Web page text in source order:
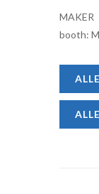
booth: